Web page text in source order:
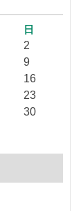
日
2
9
16
23
30